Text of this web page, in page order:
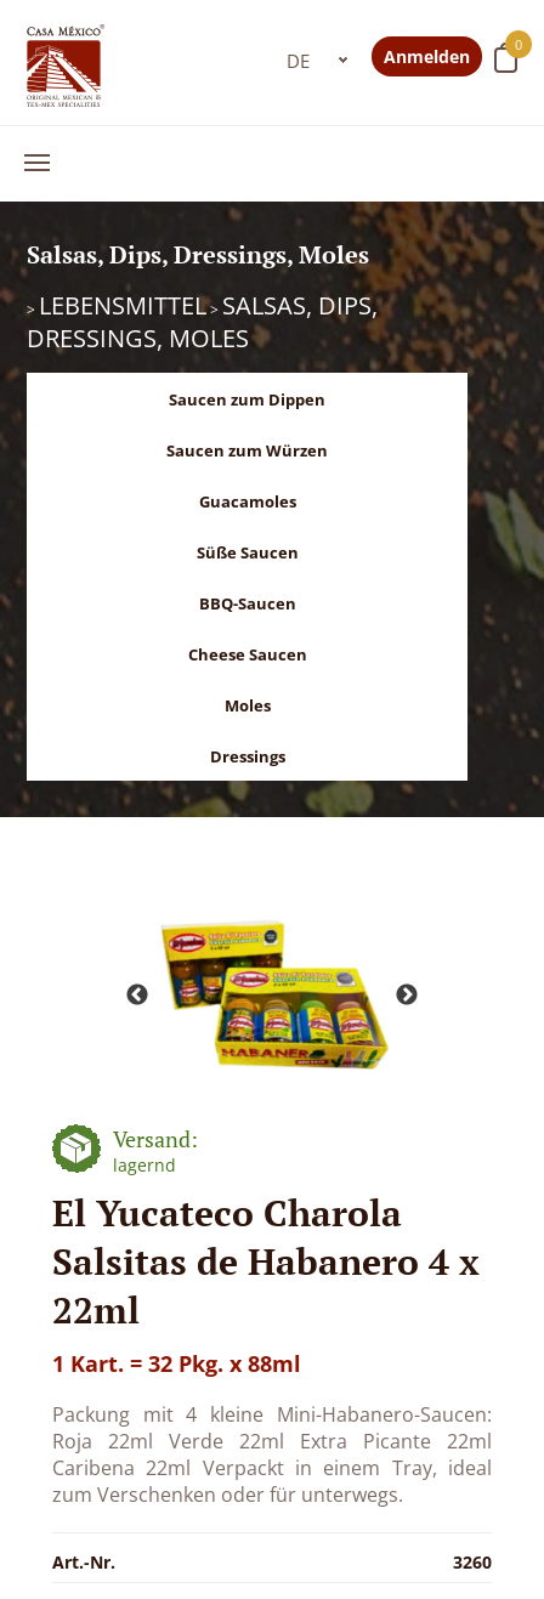
0
Anmelden
Salsas, Dips, Dressings, Moles
> LEBENSMITTEL> SALSAS, DIPS,
DRESSINGS, MOLES
Saucen zum Dippen
Saucen zum Würzen
Guacamoles
Süße Saucen
BBQ-Saucen
Cheese Saucen
Moles
Dressings
Versand:
lagernd
El Yucateco Charola
Salsitas de Habanero 4 x
22ml
1 Kart. = 32 Pkg. x 88ml
Packung mit 4 kleine Mini-Habanero-Saucen:
Roja 22ml Verde 22ml Extra Picante 22ml
Caribena 22ml Verpackt in einem Tray, ideal
zum Verschenken oder für unterwegs.
Art.-Nr. 3260